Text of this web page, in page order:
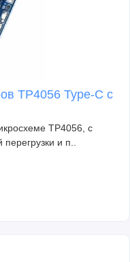
TP4056 Type-C с
TP4056, с
и п..